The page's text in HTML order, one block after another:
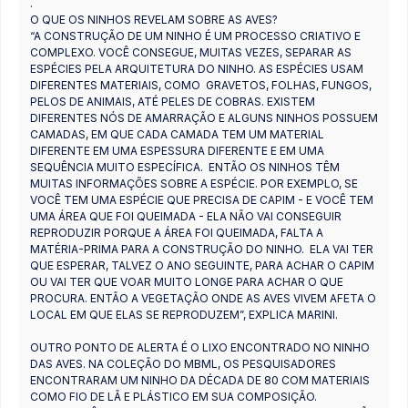
.
O QUE OS NINHOS REVELAM SOBRE AS AVES?
“A CONSTRUÇÃO DE UM NINHO É UM PROCESSO CRIATIVO E
COMPLEXO. VOCÊ CONSEGUE, MUITAS VEZES, SEPARAR AS
ESPÉCIES PELA ARQUITETURA DO NINHO. AS ESPÉCIES USAM
DIFERENTES MATERIAIS, COMO GRAVETOS, FOLHAS, FUNGOS,
PELOS DE ANIMAIS, ATÉ PELES DE COBRAS. EXISTEM
DIFERENTES NÓS DE AMARRAÇÃO E ALGUNS NINHOS POSSUEM
CAMADAS, EM QUE CADA CAMADA TEM UM MATERIAL
DIFERENTE EM UMA ESPESSURA DIFERENTE E EM UMA
SEQUÊNCIA MUITO ESPECÍFICA. ENTÃO OS NINHOS TÊM
MUITAS INFORMAÇÕES SOBRE A ESPÉCIE. POR EXEMPLO, SE
VOCÊ TEM UMA ESPÉCIE QUE PRECISA DE CAPIM - E VOCÊ TEM
UMA ÁREA QUE FOI QUEIMADA - ELA NÃO VAI CONSEGUIR
REPRODUZIR PORQUE A ÁREA FOI QUEIMADA, FALTA A
MATÉRIA-PRIMA PARA A CONSTRUÇÃO DO NINHO. ELA VAI TER
QUE ESPERAR, TALVEZ O ANO SEGUINTE, PARA ACHAR O CAPIM
OU VAI TER QUE VOAR MUITO LONGE PARA ACHAR O QUE
PROCURA. ENTÃO A VEGETAÇÃO ONDE AS AVES VIVEM AFETA O
LOCAL EM QUE ELAS SE REPRODUZEM”, EXPLICA MARINI.
OUTRO PONTO DE ALERTA É O LIXO ENCONTRADO NO NINHO
DAS AVES. NA COLEÇÃO DO MBML, OS PESQUISADORES
ENCONTRARAM UM NINHO DA DÉCADA DE 80 COM MATERIAIS
COMO FIO DE LÃ E PLÁSTICO EM SUA COMPOSIÇÃO.